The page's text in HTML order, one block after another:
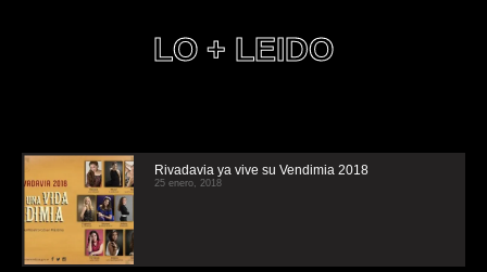
LO + LEIDO
Rivadavia ya vive su Vendimia 2018
25 enero, 2018